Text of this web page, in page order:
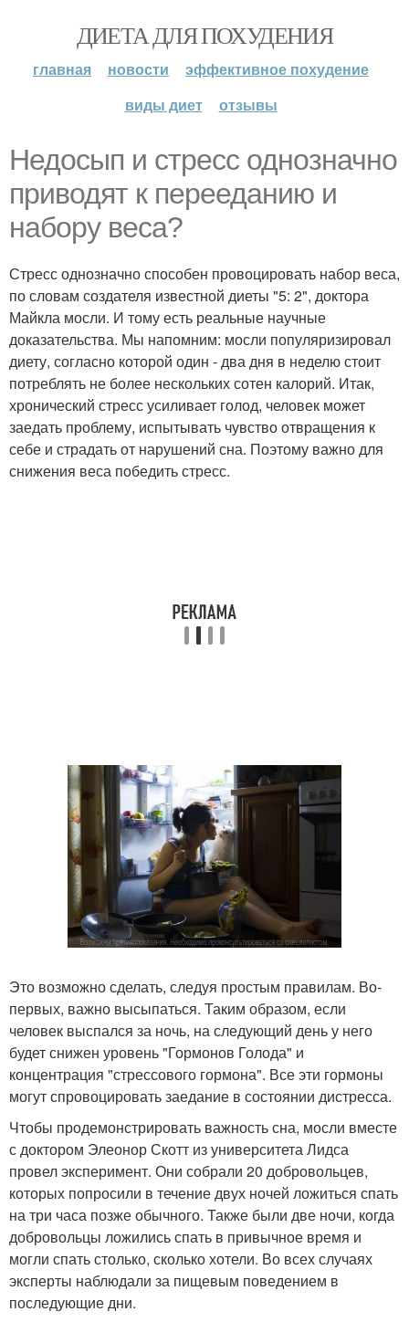
ДИЕТА ДЛЯ ПОХУДЕНИЯ
главная новости
эффективное похудение
виды диет
отзывы
Недосып и стресс однозначно
приводят к перееданию и
набору веса?
Стресс однозначно способен провоцировать набор веса,
по словам создателя известной диеты "5: 2", доктора
Майкла мосли. И тому есть реальные научные
доказательства. Мы напомним: мосли популяризировал
диету, согласно которой один - два дня в неделю стоит
потреблять не более нескольких сотен калорий. Итак,
хронический стресс усиливает голод, человек может
заедать проблему, испытывать чувство отвращения к
себе и страдать от нарушений сна. Поэтому важно для
снижения веса победить стресс.
Это возможно сделать, следуя простым правилам. Во-
первых, важно высыпаться. Таким образом, если
человек выспался за ночь, на следующий день у него
будет снижен уровень "Гормонов Голода" и
концентрация "стрессового гормона". Все эти гормоны
могут спровоцировать заедание в состоянии дистресса.
Чтобы продемонстрировать важность сна, мосли вместе
с доктором Элеонор Скотт из университета Лидса
провел эксперимент. Они собрали 20 добровольцев,
которых попросили в течение двух ночей ложиться спать
на три часа позже обычного. Также были две ночи, когда
добровольцы ложились спать в привычное время и
могли спать столько, сколько хотели. Во всех случаях
эксперты наблюдали за пищевым поведением в
последующие дни.